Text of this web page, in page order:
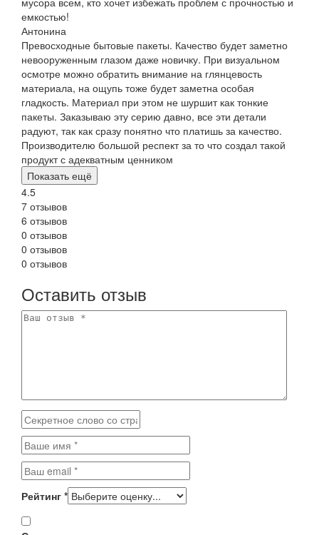
емкостью!
Антонина
Превосходные бытовые пакеты. Качество будет заметно
невооруженным глазом даже новичку. При визуальном
осмотре можно обратить внимание на глянцевость
материала, на ощупь тоже будет заметна особая
гладкость. Материал при этом не шуршит как тонкие
пакеты. Заказываю эту серию давно, все эти детали
радуют, так как сразу понятно что платишь за качество.
Производителю большой респект за то что создал такой
продукт с адекватным ценником
Показать ещё
4.5
7 отзывов
6 отзывов
0 отзывов
0 отзывов
0 отзывов
Оставить отзыв
Рейтинг *